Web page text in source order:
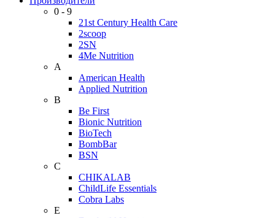
0 - 9
21st Century Health Care
2scoop
2SN
4Me Nutrition
A
American Health
Applied Nutrition
B
Be First
Bionic Nutrition
BioTech
BombBar
BSN
C
CHIKALAB
ChildLife Essentials
Cobra Labs
E